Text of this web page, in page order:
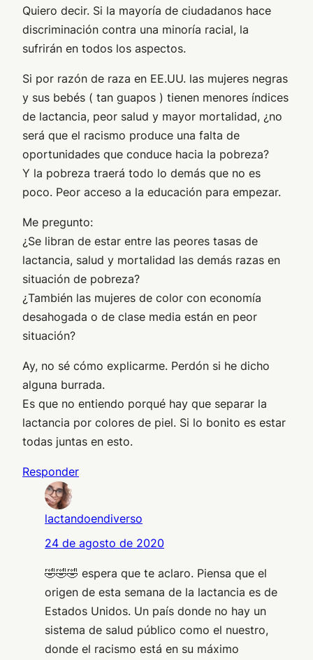
Quiero decir. Si la mayoría de ciudadanos hace
discriminación contra una minoría racial, la
sufrirán en todos los aspectos.
Si por razón de raza en EE.UU. las mujeres negras
y sus bebés ( tan guapos ) tienen menores índices
de lactancia, peor salud y mayor mortalidad, ¿no
será que el racismo produce una falta de
oportunidades que conduce hacia la pobreza?
Y la pobreza traerá todo lo demás que no es
poco. Peor acceso a la educación para empezar.
Me pregunto:
¿Se libran de estar entre las peores tasas de
lactancia, salud y mortalidad las demás razas en
situación de pobreza?
¿También las mujeres de color con economía
desahogada o de clase media están en peor
situación?
Ay, no sé cómo explicarme. Perdón si he dicho
alguna burrada.
Es que no entiendo porqué hay que separar la
lactancia por colores de piel. Si lo bonito es estar
todas juntas en esto.
Responder
lactandoendiverso
24 de agosto de 2020
🤣🤣🤣 espera que te aclaro. Piensa que el
origen de esta semana de la lactancia es de
Estados Unidos. Un país donde no hay un
sistema de salud público como el nuestro,
donde el racismo está en su máximo